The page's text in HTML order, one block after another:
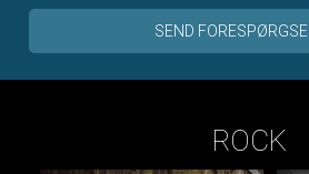
SEND FORESPØRGSEL
ROCK